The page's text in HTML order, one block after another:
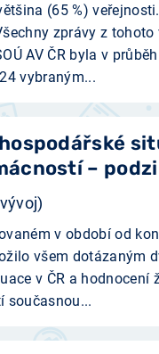
(65 %)
zprávy z
AV ČR byla v
vybraným...
–
v období od
všem dotázaným
v ČR a
současnou...